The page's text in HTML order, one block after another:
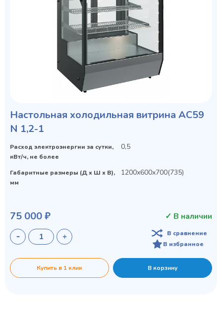
Настольная холодильная витрина AC59
N 1,2-1
Расход электроэнергии за сутки,
кВт/ч, не более
0,5
Габаритные размеры (Д х Ш х В),
мм
1200х600х700(735)
75 000 ₽ ✓ В наличии
В сравнение
В избранное
Купить в 1 клик В корзину